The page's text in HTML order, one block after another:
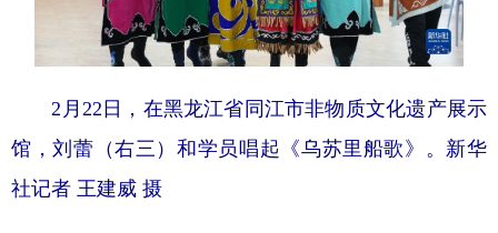
2月22日，在黑龙江省同江市非物质文化遗产展示
馆，刘蕾（右三）和学员唱起《乌苏里船歌》。新华
社记者 王建威 摄